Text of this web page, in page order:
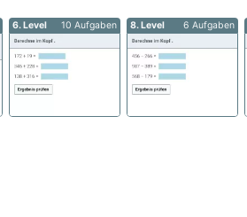
6. Level 10 Aufgaben 8. Level 6 Aufgaben